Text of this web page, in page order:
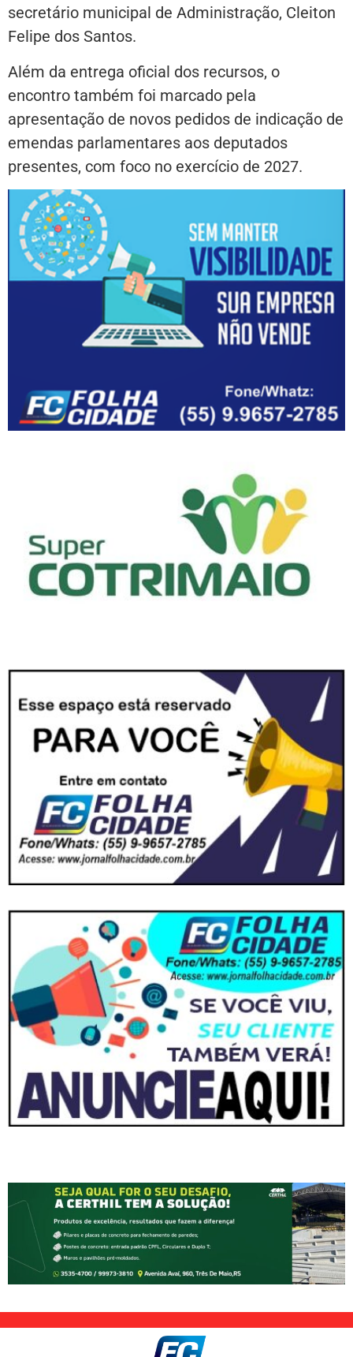
secretário municipal de Administração, Cleiton
Felipe dos Santos.
Além da entrega oficial dos recursos, o
encontro também foi marcado pela
apresentação de novos pedidos de indicação de
emendas parlamentares aos deputados
presentes, com foco no exercício de 2027.